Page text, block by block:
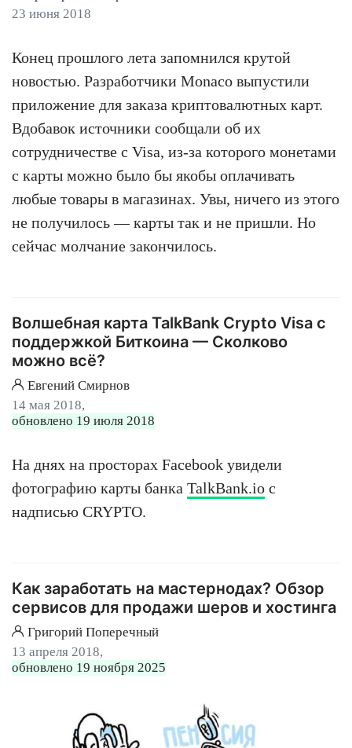
23 июня 2018
Конец прошлого лета запомнился крутой
новостью. Разработчики Monaco выпустили
приложение для заказа криптовалютных карт.
Вдобавок источники сообщали об их
сотрудничестве с Visa, из-за которого монетами
с карты можно было бы якобы оплачивать
любые товары в магазинах. Увы, ничего из этого
не получилось — карты так и не пришли. Но
сейчас молчание закончилось.
Волшебная карта TalkBank Сrypto Visa с
поддержкой Биткоина — Сколково
можно всё?
Евгений Смирнов
14 мая 2018,
обновлено 19 июля 2018
На днях на просторах Facebook увидели
фотографию карты банка TalkBank.io с
надписью CRYPTO.
Как заработать на мастернодах? Обзор
сервисов для продажи шеров и хостинга
Григорий Поперечный
13 апреля 2018,
обновлено 19 ноября 2025